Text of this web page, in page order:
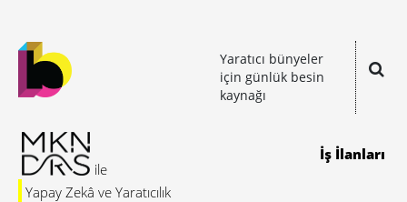
Yaratıcı bünyeler
için günlük besin
kaynağı
Yapay Zekâ ve Yaratıcılık
İş İlanları